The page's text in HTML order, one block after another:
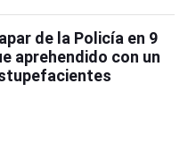
de la Policía en 9
aprehendido con un